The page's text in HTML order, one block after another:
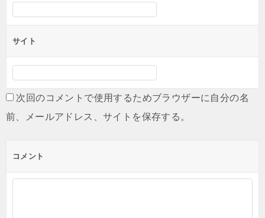
サイト
次回のコメントで使用するためブラウザーに自分の名
前、メールアドレス、サイトを保存する。
コメント